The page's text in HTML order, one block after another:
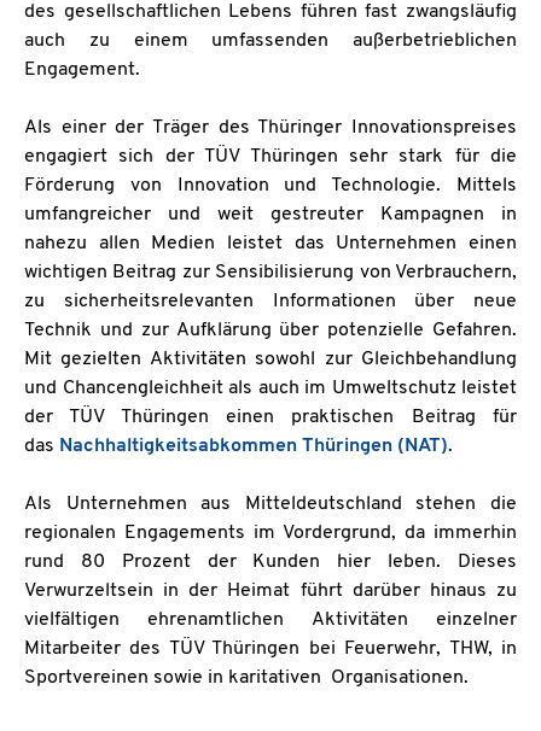
des gesellschaftlichen Lebens führen fast zwangsläufig
auch zu einem umfassenden außerbetrieblichen
Engagement.
Als einer der Träger des Thüringer Innovationspreises
engagiert sich der TÜV Thüringen sehr stark für die
Förderung von Innovation und Technologie. Mittels
umfangreicher und weit gestreuter Kampagnen in
nahezu allen Medien leistet das Unternehmen einen
wichtigen Beitrag zur Sensibilisierung von Verbrauchern,
zu sicherheitsrelevanten Informationen über neue
Technik und zur Aufklärung über potenzielle Gefahren.
Mit gezielten Aktivitäten sowohl zur Gleichbehandlung
und Chancengleichheit als auch im Umweltschutz leistet
der TÜV Thüringen einen praktischen Beitrag für
das Nachhaltigkeitsabkommen Thüringen (NAT).
Als Unternehmen aus Mitteldeutschland stehen die
regionalen Engagements im Vordergrund, da immerhin
rund 80 Prozent der Kunden hier leben. Dieses
Verwurzeltsein in der Heimat führt darüber hinaus zu
vielfältigen ehrenamtlichen Aktivitäten einzelner
Mitarbeiter des TÜV Thüringen bei Feuerwehr, THW, in
Sportvereinen sowie in karitativen Organisationen.